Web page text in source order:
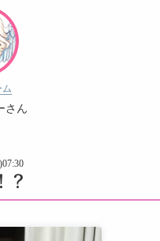
ム
さん
？